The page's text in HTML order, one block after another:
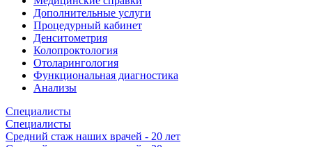
Дополнительные услуги
Процедурный кабинет
Денситометрия
Колопроктология
Отоларингология
Функциональная диагностика
Анализы
Специалисты
Специалисты
Средний стаж наших врачей - 20 лет